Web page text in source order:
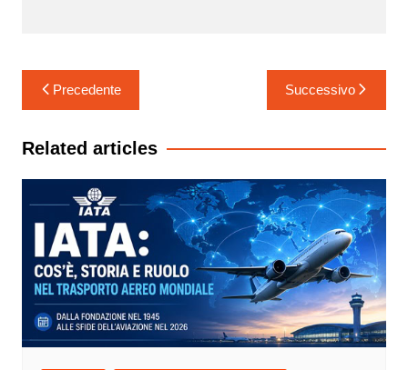
Precedente Successivo
Related articles